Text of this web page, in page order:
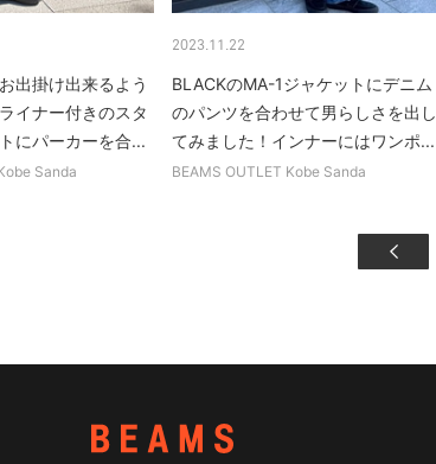
出掛け出来るよう
イナー付きのスタ
にパーカーを合...
Sanda
2023.11.22
BLACKのMA-1ジャケットにデニム
のパンツを合わせて男らしさを出し
てみました！インナーにはワンポ...
BEAMS OUTLET Kobe Sanda